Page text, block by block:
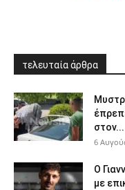
τελευταία άρθρα
στον...
6
Ο
με